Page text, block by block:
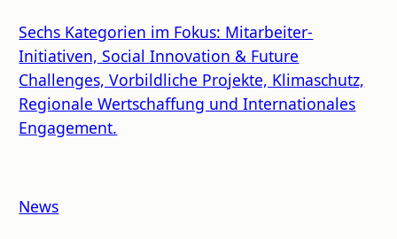
Sechs Kategorien im Fokus: Mitarbeiter-
Initiativen, Social Innovation & Future
Challenges, Vorbildliche Projekte, Klimaschutz,
Regionale Wertschaffung und Internationales
Engagement.
News